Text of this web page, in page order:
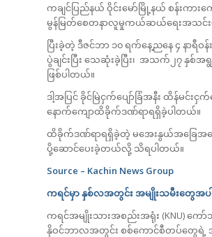
ကချင်ပြည်နယ် ဝိုင်းမော်မြို့နယ် စန်းက
မွန်မြတ်စေတနာလူမှုကယ်ဆယ်ရေးအသင်
ပြီးခဲ့တဲ့ ဒီဇင်ဘာ ၁၀ ရက်နေ့ညနေ ၄ န
ပွဲချင်းပြီး သေဆုံးခဲ့ပြီး၊ အသက်၂၇ နှစ်
ဖြစ်ပါတယ်။
ဒါ့အပြင် ခိုင်မြဲငှက်ပျော်ခြံအနီး ထိန်
နောက်ကျောထိခိုက်ဒဏ်ရာရရှိခဲ့ပါတယ်။
ထိခိုက်ဒဏ်ရာရရှိခဲ့တဲ့ မအေးနွယ်အခြေအနေ
ပို့ဆောင်ပေးခဲ့တယ်လို့ သိရပါတယ်။
Source – Kachin News Group
ကရင်မှာ နှစ်လအတွင်း အမျိုးသမီးတွေအ
ကရင်အမျိုးသားအစည်းအရုံး (KNU)
နိုဝင်ဘာလအတွင်း စစ်ကောင်စီတပ်တွေရဲ့